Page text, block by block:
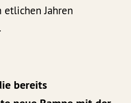
Jahren
bereits